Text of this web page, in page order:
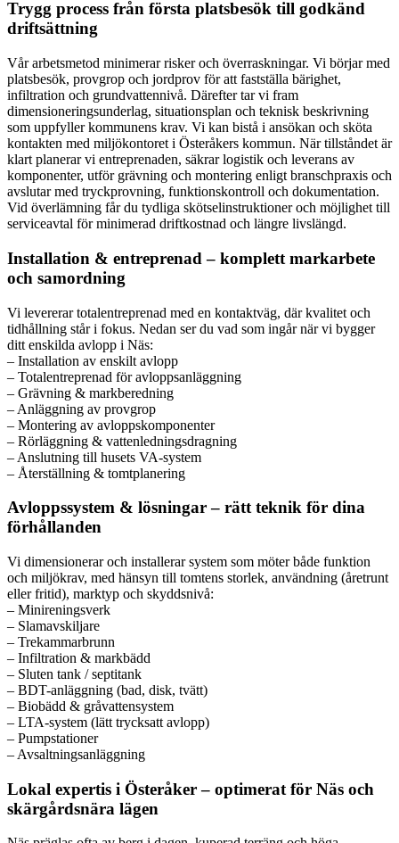
Trygg process från första platsbesök till godkänd
driftsättning
Vår arbetsmetod minimerar risker och överraskningar. Vi börjar med
platsbesök, provgrop och jordprov för att fastställa bärighet,
infiltration och grundvattennivå. Därefter tar vi fram
dimensioneringsunderlag, situationsplan och teknisk beskrivning
som uppfyller kommunens krav. Vi kan bistå i ansökan och sköta
kontakten med miljökontoret i Österåkers kommun. När tillståndet är
klart planerar vi entreprenaden, säkrar logistik och leverans av
komponenter, utför grävning och montering enligt branschpraxis och
avslutar med tryckprovning, funktionskontroll och dokumentation.
Vid överlämning får du tydliga skötselinstruktioner och möjlighet till
serviceavtal för minimerad driftkostnad och längre livslängd.
Installation & entreprenad – komplett markarbete
och samordning
Vi levererar totalentreprenad med en kontaktväg, där kvalitet och
tidhållning står i fokus. Nedan ser du vad som ingår när vi bygger
ditt enskilda avlopp i Näs:
– Installation av enskilt avlopp
– Totalentreprenad för avloppsanläggning
– Grävning & markberedning
– Anläggning av provgrop
– Montering av avloppskomponenter
– Rörläggning & vattenledningsdragning
– Anslutning till husets VA-system
– Återställning & tomtplanering
Avloppssystem & lösningar – rätt teknik för dina
förhållanden
Vi dimensionerar och installerar system som möter både funktion
och miljökrav, med hänsyn till tomtens storlek, användning (åretrunt
eller fritid), marktyp och skyddsnivå:
– Minireningsverk
– Slamavskiljare
– Trekammarbrunn
– Infiltration & markbädd
– Sluten tank / septitank
– BDT-anläggning (bad, disk, tvätt)
– Biobädd & gråvattensystem
– LTA-system (lätt trycksatt avlopp)
– Pumpstationer
– Avsaltningsanläggning
Lokal expertis i Österåker – optimerat för Näs och
skärgårdsnära lägen